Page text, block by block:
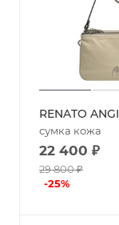
RENATO ANGI
сумка кожа
22 400 ₽
29 800₽
-25%